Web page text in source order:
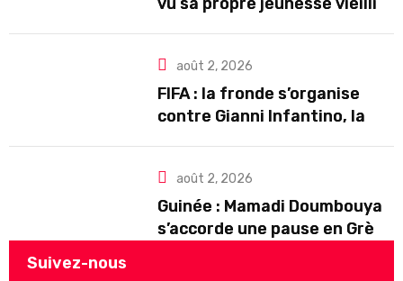
août 2, 2026
FIFA : la fronde s’organise
contre Gianni Infantino, la
août 2, 2026
Guinée : Mamadi Doumbouya
s’accorde une pause en Grèce
Suivez-nous